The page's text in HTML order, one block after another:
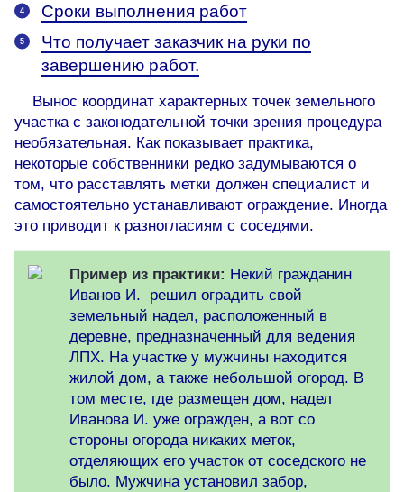
Сроки выполнения работ
Что получает заказчик на руки по
завершению работ.
Вынос координат характерных точек земельного
участка с законодательной точки зрения процедура
необязательная. Как показывает практика,
некоторые собственники редко задумываются о
том, что расставлять метки должен специалист и
самостоятельно устанавливают ограждение. Иногда
это приводит к разногласиям с соседями.
Пример из практики: Некий гражданин
Иванов И. решил оградить свой
земельный надел, расположенный в
деревне, предназначенный для ведения
ЛПХ. На участке у мужчины находится
жилой дом, а также небольшой огород. В
том месте, где размещен дом, надел
Иванова И. уже огражден, а вот со
стороны огорода никаких меток,
отделяющих его участок от соседского не
было. Мужчина установил забор,